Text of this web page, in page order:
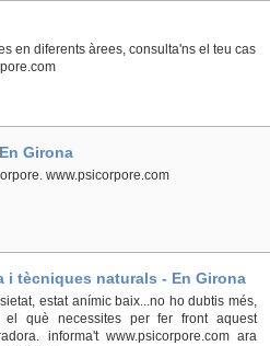
en diferents àrees, consulta'ns el teu cas
Girona
www.psicorpore.com
i tècniques naturals - En Girona
estat anímic baix...no ho dubtis més,
el què necessites per fer front aquest
informa't www.psicorpore.com ara